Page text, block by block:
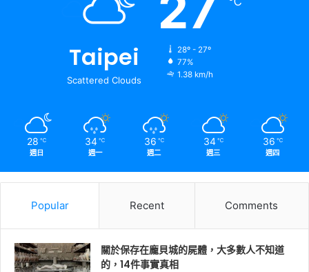
Taipei
Scattered Clouds
28º - 27º
77%
1.38 km/h
28 ℃
週日
34 ℃
週一
36 ℃
週二
34 ℃
週三
36 ℃
週四
Popular Recent Comments
關於保存在龐貝城的屍體，大多數人不知道
的，14件事實真相